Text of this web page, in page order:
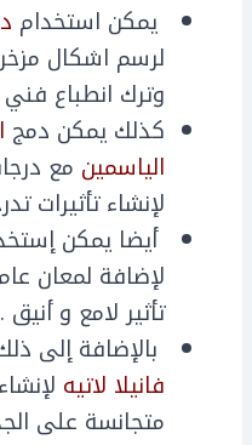
يمكن استخدام
لرسم اشكال
وترك انطباع
كذلك يمكن دمج
الياسمين مع
لإنشاء تأثيرات
أيضا يمكن
لإضافة لمعان
تأثير لامع و أنيق .
بالإضافة إلى
فانيلا لاتيه
متجانسة على